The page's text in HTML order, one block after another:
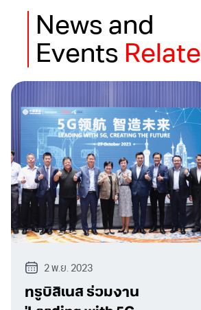
News and
EventsRelate
2 พ.ย. 2023
ทรูบิสิเนส ร่วมงาน